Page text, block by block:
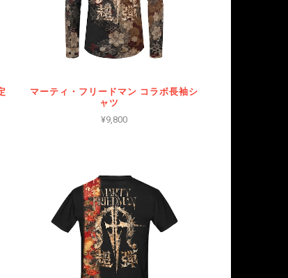
マーティ・フリードマン コラボ長袖シ
ャツ
¥9,800